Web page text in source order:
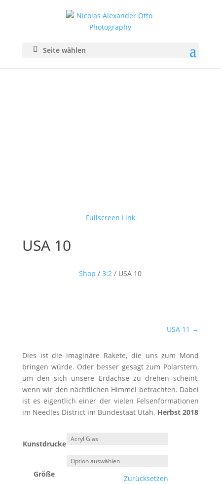
Seite wählen
Fullscreen Link
USA 10
Shop /3:2 / USA 10
USA 11 →
Dies ist die imaginäre Rakete, die uns zum Mond
bringen würde. Oder besser gesagt zum Polarstern,
um den sich unsere Erdachse zu drehen scheint,
wenn wir den nächtlichen Himmel betrachten. Dabei
ist es eigentlich einer der vielen Felsenformationen
im Needles District im Bundestaat Utah. Herbst 2018
Kunstdrucke
Größe Zurücksetzen